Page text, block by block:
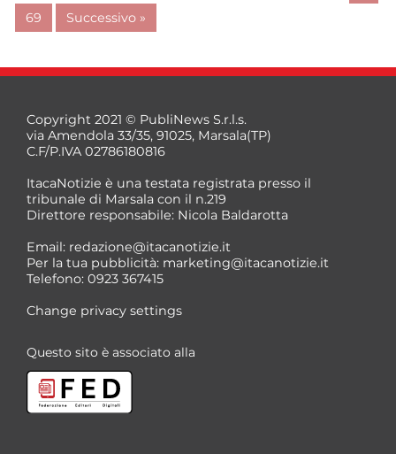
69
Successivo »
Copyright 2021 © PubliNews S.r.l.s.
via Amendola 33/35, 91025, Marsala(TP)
C.F/P.IVA 02786180816
ItacaNotizie è una testata registrata presso il
tribunale di Marsala con il n.219
Direttore responsabile: Nicola Baldarotta
Email: redazione@itacanotizie.it
Per la tua pubblicità: marketing@itacanotizie.it
Telefono: 0923 367415
Change privacy settings
Questo sito è associato alla